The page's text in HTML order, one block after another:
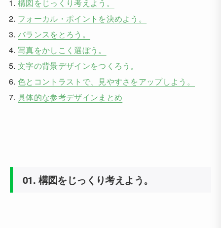
構図をじっくり考えよう。
フォーカル・ポイントを決めよう。
バランスをとろう。
写真をかしこく選ぼう。
文字の背景デザインをつくろう。
色とコントラストで、見やすさをアップしよう。
具体的な参考デザインまとめ
01. 構図をじっくり考えよう。